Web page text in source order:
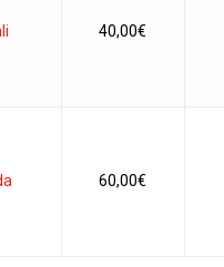
40,00€
60,00€